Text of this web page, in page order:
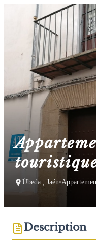
Úbeda , Jaén•
Description